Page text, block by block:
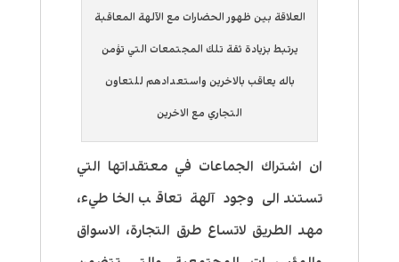
العلاقة بين ظهور الحضارات مع الآلهة المعاقبة
يرتبط بزيادة ثقة تلك المجتمعات التي تؤمن
باله يعاقب بالاخرين واستعدادهم للتعاون
التجاري مع الاخرين
ان اشتراك الجماعات في معتقداتها التي
تستند الى وجود آلهة تعاقب الخاطيء،
مهد الطريق لاتساع طرق التجارة، الاسواق